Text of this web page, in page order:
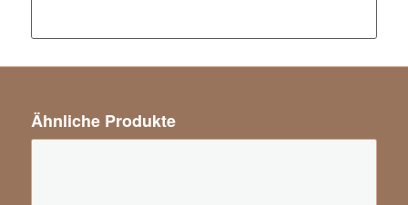
Ähnliche Produkte